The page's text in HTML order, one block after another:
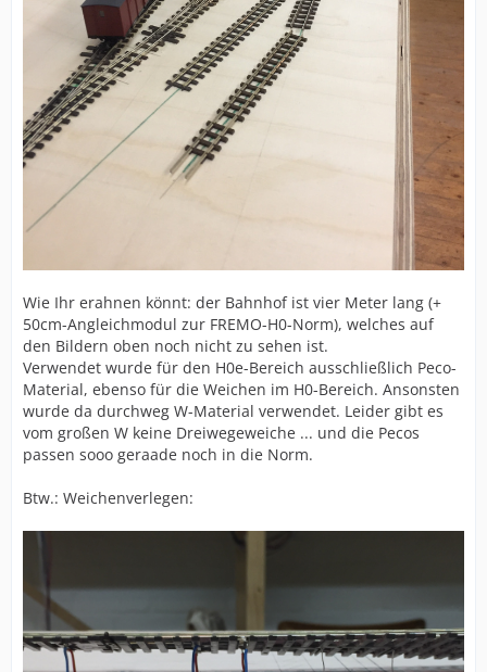
Wie Ihr erahnen könnt: der Bahnhof ist vier Meter lang (+
50cm-Angleichmodul zur FREMO-H0-Norm), welches auf
den Bildern oben noch nicht zu sehen ist.
Verwendet wurde für den H0e-Bereich ausschließlich Peco-
Material, ebenso für die Weichen im H0-Bereich. Ansonsten
wurde da durchweg W-Material verwendet. Leider gibt es
vom großen W keine Dreiwegeweiche ... und die Pecos
passen sooo geraade noch in die Norm.
Btw.: Weichenverlegen: